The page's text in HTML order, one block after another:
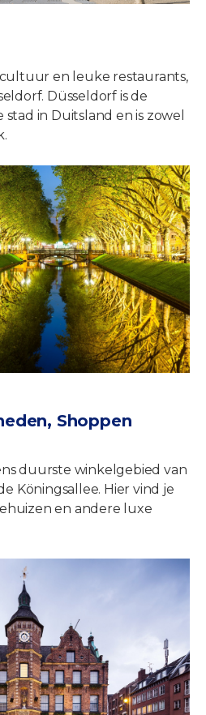
en leuke restaurants,
Düsseldorf is de
in Duitsland en is zowel
Shoppen
duurste winkelgebied van
Köningsallee. Hier vind je
en andere luxe